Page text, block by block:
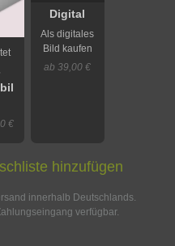
€
Digital
Als digitales
Bild kaufen
ab 39,00 €
hinzufügen
innerhalb Deutschlands.
verfügbar.